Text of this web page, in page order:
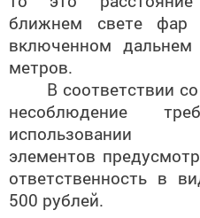
ближнем свете
включенном
метров.
В соответствии со
есоблюдение
использовании
элементов
ответственность в
500 рублей.